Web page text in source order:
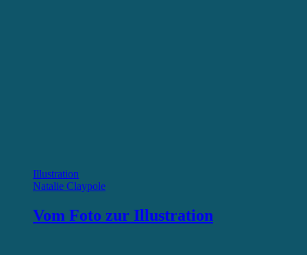
Illustration
Natalie Claypole
Vom Foto zur Illustration